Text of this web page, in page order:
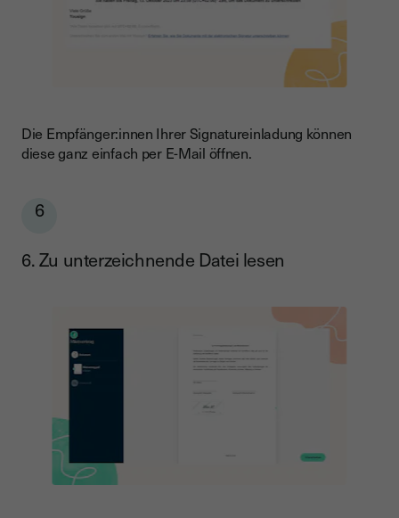
Die Empfänger:innen Ihrer Signatureinladung können
diese ganz einfach per E-Mail öffnen.
6
6. Zu unterzeichnende Datei lesen